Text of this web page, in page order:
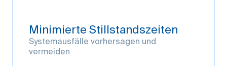
Minimierte Stillstandszeiten
Systemausfälle vorhersagen und
vermeiden